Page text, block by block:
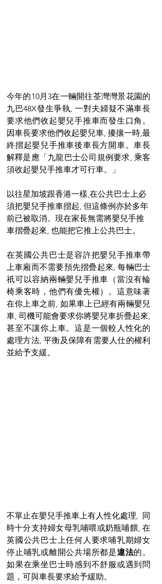
今年的10月3在一輛開往荃灣灣景花園的
九巴48X發生爭執, 一對夫婦疑不滿車長
要求他們收起嬰兒手推車而發生口角。
因車長要求他們收起嬰兒車, 擾攘一時,最
終摺起嬰兒手推車後車長方開車。車長
解釋是應「九龍巴士公司規例要求, 乘客
須收起嬰兒手推車才可行車。」
以往星加坡跟香港一樣,在公共巴士上必
須把嬰兒手推車摺起, 但這條例亦於多年
前已被取消。現在家長無需將嬰兒手推
車摺疊起來, 也能把它推上公共巴士。
在英國公共巴士是容許把嬰兒手推車帶
上車廂而不需要預先摺疊起來, 每輛巴士
祇可以容納兩輛嬰兒手推車（當沒有輪
椅乘客時，他們有優先權）。這意味著
在你上車之前, 如果車上已經有兩輛嬰兒
車, 司機可能會要求你將嬰兒車折疊起來,
甚至不讓你上車。這是一個較人性化的
處理方法, 平衡及保障有需要人仕的權利
並給予支緩。
不單止在嬰兒手推車上有人性化處理,  同
時十分支持婦女母乳哺喂或奶瓶哺餵, 在
英國公共巴士上任何人要求哺乳期婦女
停止哺乳或離開公共場所都是違法的。
如果在乘坐巴士時感到不舒服或遇到問
題，可與車長要求給予緩助。